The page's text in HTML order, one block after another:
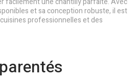
et sa conception robuste, il est
professionnelles et des